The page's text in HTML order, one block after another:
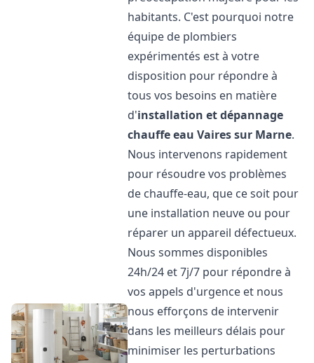
habitants. C'est pourquoi notre
équipe de plombiers
expérimentés est à votre
disposition pour répondre à
tous vos besoins en matière
d'installation et dépannage
chauffe eau Vaires sur Marne.
Nous intervenons rapidement
pour résoudre vos problèmes
de chauffe-eau, que ce soit pour
une installation neuve ou pour
réparer un appareil défectueux.
Nous sommes disponibles
24h/24 et 7j/7 pour répondre à
vos appels d'urgence et nous
nous efforçons de intervenir
dans les meilleurs délais pour
minimiser les perturbations